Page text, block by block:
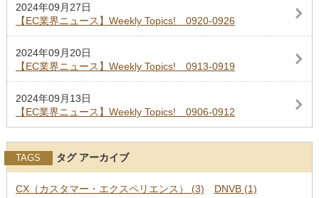
2024年09月27日
【EC業界ニュース】Weekly Topics! 0920-0926
2024年09月20日
【EC業界ニュース】Weekly Topics! 0913-0919
2024年09月13日
【EC業界ニュース】Weekly Topics! 0906-0912
TAGS タグ アーカイブ
CX（カスタマー・エクスペリエンス） (3)
DNVB (1)